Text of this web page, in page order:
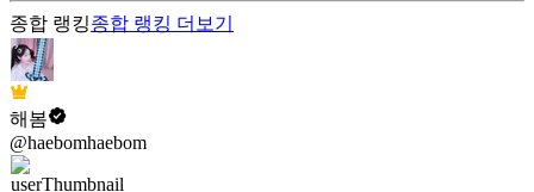
종합 랭킹종합 랭킹 더보기
해봄
@haebomhaebom